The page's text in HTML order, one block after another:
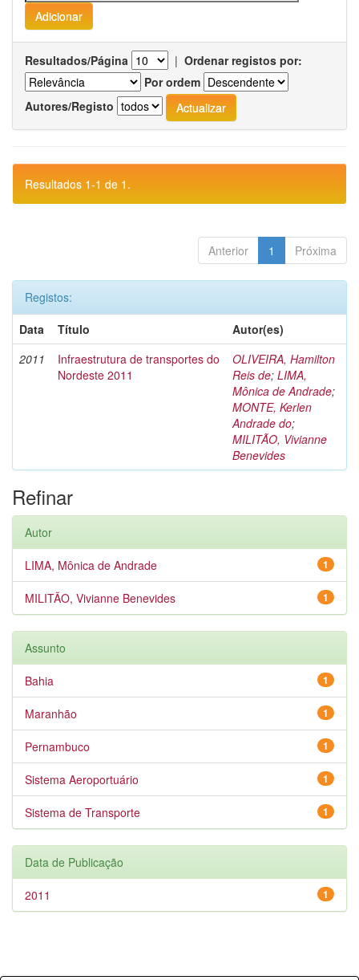
Resultados/Página | Ordenar registos por:
Por ordem
Autores/Registo
Resultados 1-1 de 1.
Anterior 1 Próxima
Registos:
Data
Título
Autor(es)
2011
Infraestrutura de transportes do
Nordeste 2011
OLIVEIRA, Hamilton
Reis de; LIMA,
Mônica de Andrade;
MONTE, Kerlen
Andrade do;
MILITÃO, Vivianne
Benevides
Refinar
Autor
1
LIMA, Mônica de Andrade
1
MILITÃO, Vivianne Benevides
Assunto
1
Bahia
1
Maranhão
1
Pernambuco
1
Sistema Aeroportuário
1
Sistema de Transporte
Data de Publicação
1
2011